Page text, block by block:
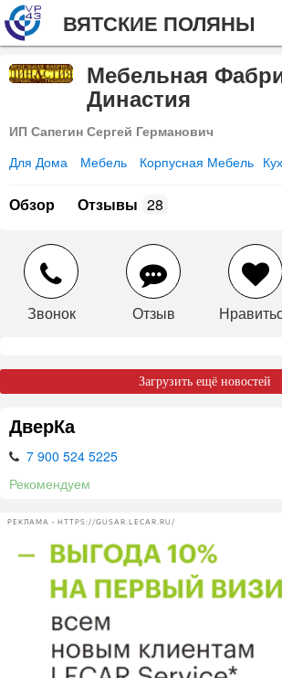
ВЯТСКИЕ ПОЛЯНЫ
Мебельная
Династия
ИП Сапегин Сергей Германович
Для Дома Мебель Корпусная Мебель
Обзор Отзывы 28
Звонок Отзыв
Загрузить ещё новостей
ДверКа
7 900 524 5225
Рекомендуем
РЕКЛАМА • HTTPS://GUSAR.LECAR.RU/